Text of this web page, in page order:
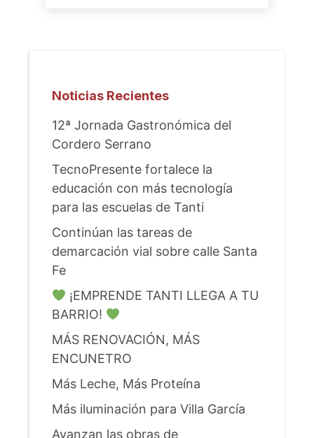
Noticias Recientes
12ª Jornada Gastronómica del
Cordero Serrano
TecnoPresente fortalece la
educación con más tecnología
para las escuelas de Tanti
Continúan las tareas de
demarcación vial sobre calle Santa
Fe
¡EMPRENDE TANTI LLEGA A TU
BARRIO!
MÁS RENOVACIÓN, MÁS
ENCUNETRO
Más Leche, Más Proteína
Más iluminación para Villa García
Avanzan las obras de